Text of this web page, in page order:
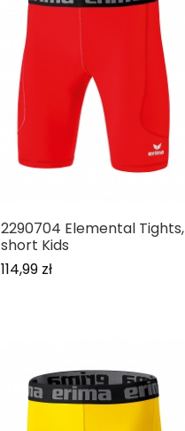
2290704 Elemental Tights,
short Kids
114,99 zł